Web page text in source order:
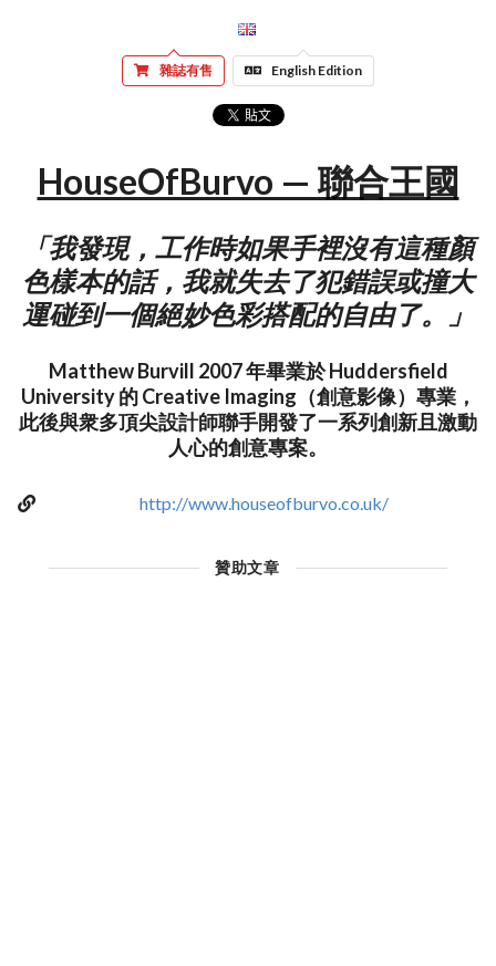
雜誌有售 English Edition
HouseOfBurvo — 聯合王國
「我發現，工作時如果手裡沒有這種顏
色樣本的話，我就失去了犯錯誤或撞大
運碰到一個絕妙色彩搭配的自由了。」
Matthew Burvill 2007 年畢業於 Huddersfield
University 的 Creative Imaging（創意影像）專業，
此後與衆多頂尖設計師聯手開發了一系列創新且激動
人心的創意專案。
http://www.houseofburvo.co.uk/
贊助文章